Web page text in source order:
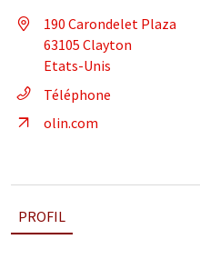
190 Carondelet Plaza
63105 Clayton
Etats-Unis
Téléphone
olin.com
PROFIL